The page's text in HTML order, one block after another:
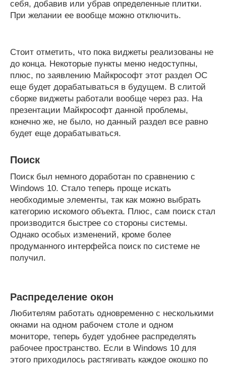
себя, добавив или убрав определенные плитки.
При желании ее вообще можно отключить.
Стоит отметить, что пока виджеты реализованы не
до конца. Некоторые пункты меню недоступны,
плюс, по заявлению Майкрософт этот раздел ОС
еще будет дорабатываться в будущем. В слитой
сборке виджеты работали вообще через раз. На
презентации Майкрософт данной проблемы,
конечно же, не было, но данный раздел все равно
будет еще дорабатываться.
Поиск
Поиск был немного доработан по сравнению с
Windows 10. Стало теперь проще искать
необходимые элементы, так как можно выбрать
категорию искомого объекта. Плюс, сам поиск стал
производится быстрее со стороны системы.
Однако особых изменений, кроме более
продуманного интерфейса поиск по системе не
получил.
Распределение окон
Любителям работать одновременно с несколькими
окнами на одном рабочем столе и одном
мониторе, теперь будет удобнее распределять
рабочее пространство. Если в Windows 10 для
этого приходилось растягивать каждое окошко по